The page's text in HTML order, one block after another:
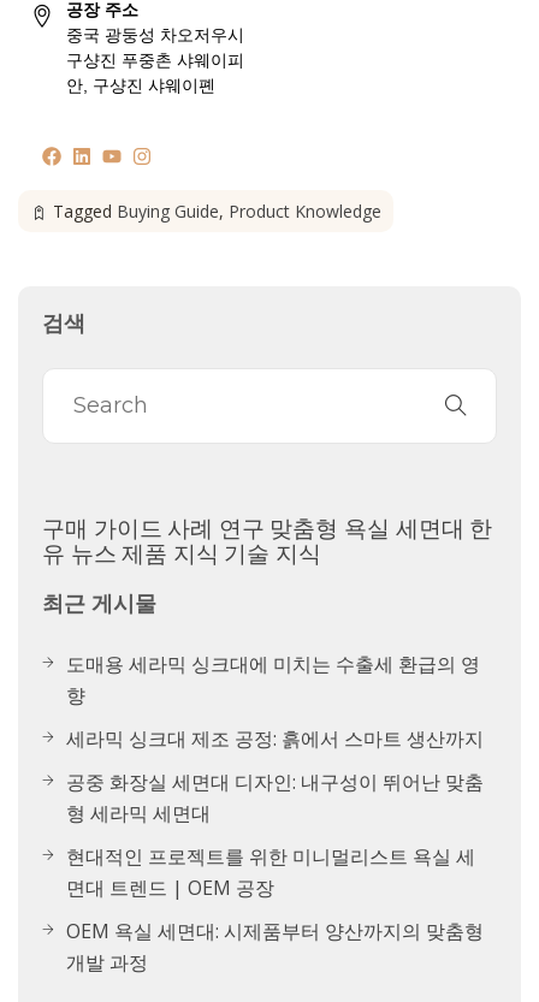
공장 주소
중국 광둥성 차오저우시
구샹진 푸중촌 샤웨이피
안, 구샹진 샤웨이폔
Tagged Buying Guide, Product Knowledge
검색
구매 가이드 사례 연구 맞춤형 욕실 세면대 한
유 뉴스 제품 지식 기술 지식
최근 게시물
도매용 세라믹 싱크대에 미치는 수출세 환급의 영
향
세라믹 싱크대 제조 공정: 흙에서 스마트 생산까지
공중 화장실 세면대 디자인: 내구성이 뛰어난 맞춤
형 세라믹 세면대
현대적인 프로젝트를 위한 미니멀리스트 욕실 세
면대 트렌드 | OEM 공장
OEM 욕실 세면대: 시제품부터 양산까지의 맞춤형
개발 과정